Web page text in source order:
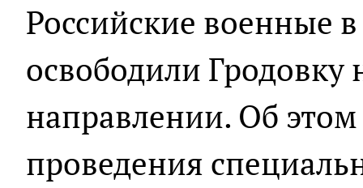
Российские военные
освободили
направлении. Об этом
проведения